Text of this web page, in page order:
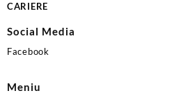
CARIERE
Social Media
Facebook
Meniu